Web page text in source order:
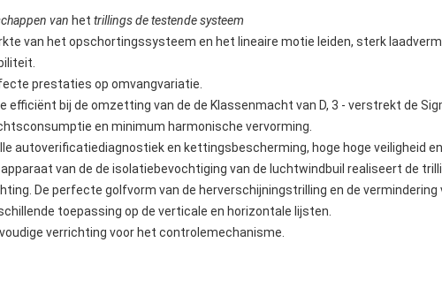
van het trillings de testendesysteem
van het opschortingssysteem en het lineaire motie leiden, sterk
prestaties op omvangvariatie.
efficiënt bij de omzetting van de de Klassenmacht van D, 3 - verstrekt de
en minimum harmonische vervorming.
autoverificatiediagnostiek en kettingsbescherming, hoge hoge veiligheid
apparaat van de de isolatiebevochtiging van de luchtwindbuil realiseert de
De perfecte golfvorm van de herverschijningstrilling en de
toepassing op de verticale en horizontale lijsten.
verrichting voor het controlemechanisme.